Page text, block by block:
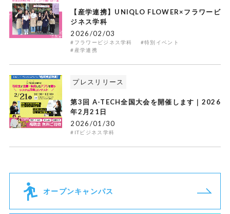
【産学連携】UNIQLO FLOWER×フラワービ
ジネス学科
2026/02/03
#フラワービジネス学科
#特別イベント
#産学連携
プレスリリース
第3回 A-TECH全国大会を開催します｜2026
年2月21日
2026/01/30
#ITビジネス学科
オープンキャンパス